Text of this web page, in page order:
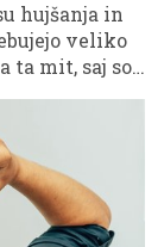
hujšanja in
veliko
ta mit, saj so
pri izgubi
ena vrsta.